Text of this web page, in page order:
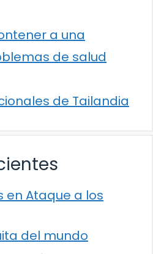
a una
de salud
de Tailandia
en Ataque a los
del mundo